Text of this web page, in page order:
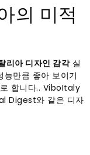
의 미적
리아 디자인 감각실
만큼 좋아 보이기
합니다.. ViboItaly
Digest와 같은 디자